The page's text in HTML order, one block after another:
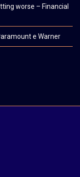
worse – Financial
e Warner